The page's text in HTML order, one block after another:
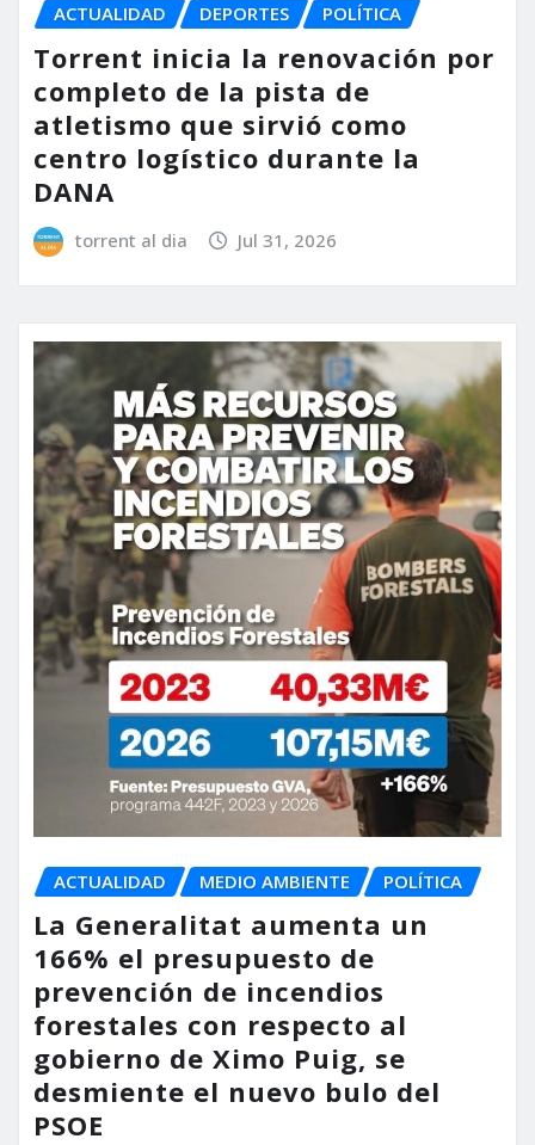
ACTUALIDAD DEPORTES POLÍTICA
Torrent inicia la renovación por
completo de la pista de
atletismo que sirvió como
centro logístico durante la
DANA
torrent al dia Jul 31, 2026
ACTUALIDAD MEDIO AMBIENTE POLÍTICA
La Generalitat aumenta un
166% el presupuesto de
prevención de incendios
forestales con respecto al
gobierno de Ximo Puig, se
desmiente el nuevo bulo del
PSOE